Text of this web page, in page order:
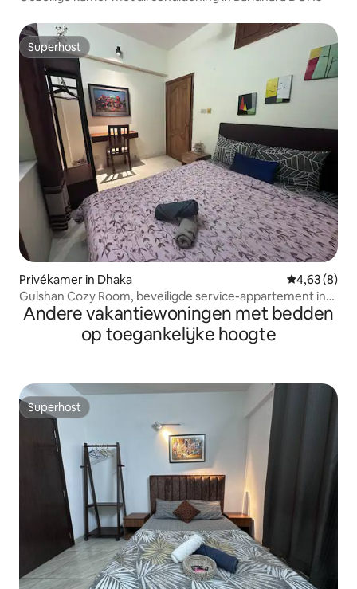
Superhost
Superhost
Privékamer in Dhaka Gemiddelde
4,63 (8)
Gulshan Cozy Room, beveiligde service-appartement in
de buurt van het park
Andere vakantiewoningen met bedden
op toegankelijke hoogte
Superhost
Superhost